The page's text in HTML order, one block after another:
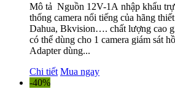
Mô tả Nguồn 12V-1A nhập khẩu
thống camera nổi tiếng của hãng
Dahua, Bkvision…. chất lượng cao
có thể dùng cho 1 camera giám sát
Adapter dùng...
Chi tiết Mua ngay
-40%